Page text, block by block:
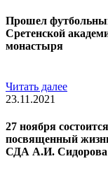
Прошел
Сретенской
монастыря
Читать далее
23.11.2021
27 ноября
посвященный
СДА А.И. Сидорова